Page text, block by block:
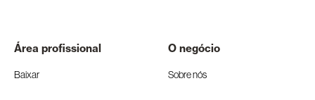
Área profissional
Baixar
O negócio
Sobre nós